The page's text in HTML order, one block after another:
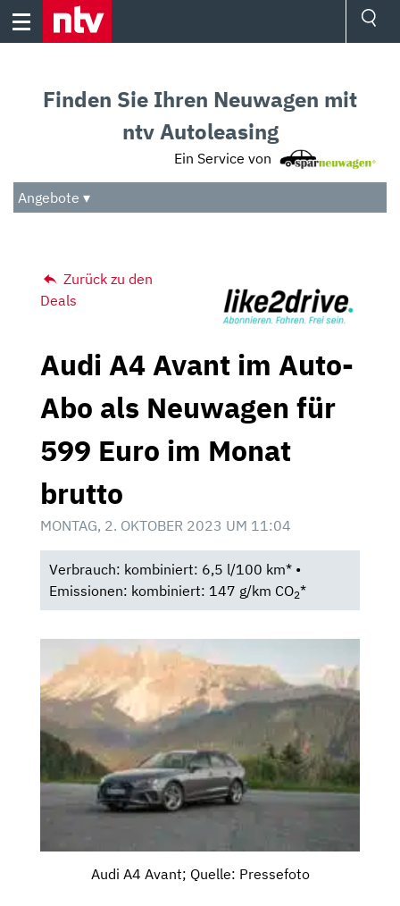
Skip
Audio
Das Beste
Finden Sie Ihren Neuwagen mit
ntv Autoleasing
Ein Service von
Angebote ▾
Zurück zu den
Deals
Audi A4 Avant im Auto-
Abo als Neuwagen für
599 Euro im Monat
brutto
MONTAG, 2. OKTOBER 2023 UM 11:04
Verbrauch: kombiniert: 6,5 l/100 km* •
Emissionen: kombiniert: 147 g/km CO2*
Audi A4 Avant; Quelle: Pressefoto